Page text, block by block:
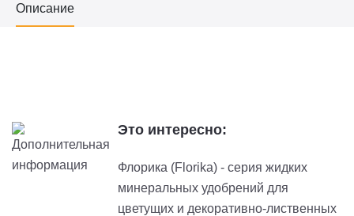
Описание
Это интересно:
Флорика (Florika) - серия жидких
минеральных удобрений для
цветущих и декоративно-лиственных